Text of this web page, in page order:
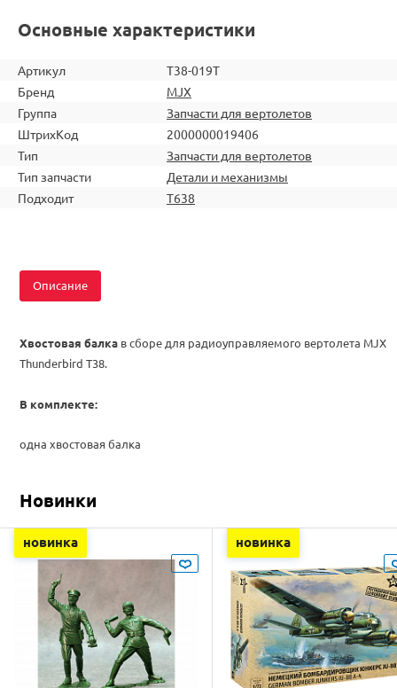
Основные характеристики
Артикул
T38-019Т
Бренд
MJX
Группа
Запчасти для вертолетов
ШтрихКод
2000000019406
Тип
Запчасти для вертолетов
Тип запчасти
Детали и механизмы
Подходит
T638
Описание
Хвостовая балка в сборе для радиоуправляемого вертолета MJX
Thunderbird T38.
В комплекте:
одна хвостовая балка
Новинки
новинка новинка